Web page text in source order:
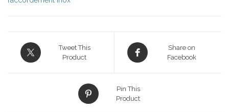
Tweet This
Product
Share on
Facebook
Pin This
Product